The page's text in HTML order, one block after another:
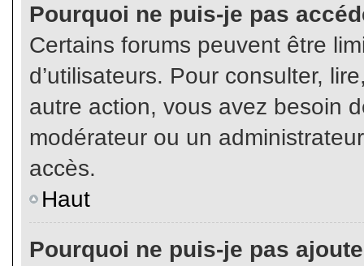
Pourquoi ne puis-je pas
Certains forums peuvent être
d’utilisateurs. Pour consulter,
autre action, vous avez besoin
modérateur ou un
accès.
Haut
Pourquoi ne puis-je pas